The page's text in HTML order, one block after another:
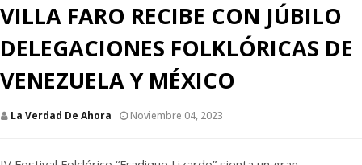
VILLA FARO RECIBE CON JÚBILO
DELEGACIONES FOLKLÓRICAS DE
VENEZUELA Y MÉXICO
La Verdad De Ahora Noviembre 04, 2023